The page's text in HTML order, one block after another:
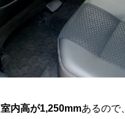
室内高が1,250mmあるので